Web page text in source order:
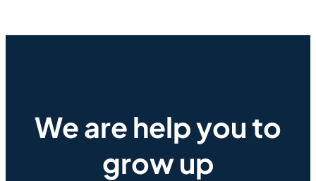
We are help you to
grow up